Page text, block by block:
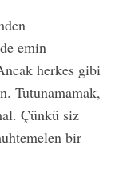
emin
herkes gibi
Tutunamamak,
Çünkü siz
bir